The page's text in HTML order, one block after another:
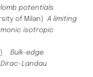
potentials
of Milan) A limiting
isotropic
Bulk-edge
Landau